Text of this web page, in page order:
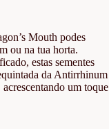
Mouth podes
ou na tua horta.
estas sementes
da Antirrhinum
um toque